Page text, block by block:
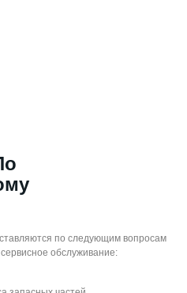
по следующим вопросам
обслуживание: